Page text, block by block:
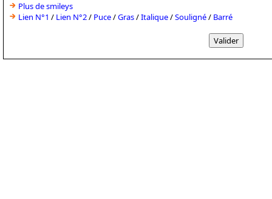
Plus de smileys
Lien N°1 / Lien N°2/ Puce/Gras/Italique/Souligné/ Barré